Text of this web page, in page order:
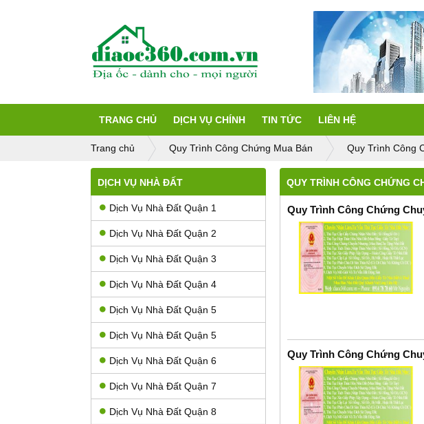
TRANG CHỦ DỊCH VỤ CHÍNH TIN TỨC LIÊN HỆ
Trang chủ Quy Trình Công Chứng Mua Bán Quy Trình Công
DỊCH VỤ NHÀ ĐẤT
Dịch Vụ Nhà Đất Quận 1
Dịch Vụ Nhà Đất Quận 2
Dịch Vụ Nhà Đất Quận 3
Dịch Vụ Nhà Đất Quận 4
Dịch Vụ Nhà Đất Quận 5
Dịch Vụ Nhà Đất Quận 5
Dịch Vụ Nhà Đất Quận 6
Dịch Vụ Nhà Đất Quận 7
Dịch Vụ Nhà Đất Quận 8
QUY TRÌNH CÔNG CHỨNG
Quy Trình Công Chứng
Quy Trình Công Chứng